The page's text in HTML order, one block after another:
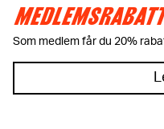
Som medlem får du 20%